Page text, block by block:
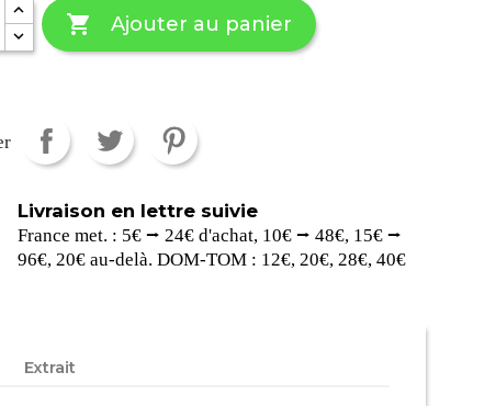
 Ajouter au panier
Livraison en lettre suivie
France met. : 5€ ⭢ 24€ d'achat, 10€ ⭢ 48€, 15€ ⭢
96€, 20€ au-delà. DOM-TOM : 12€, 20€, 28€, 40€
Extrait